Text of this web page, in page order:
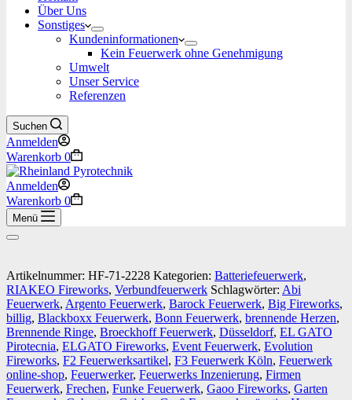
Über Uns
Sonstiges
Kundeninformationen
Kein Feuerwerk ohne Genehmigung
Umwelt
Unser Service
Referenzen
Suchen
Anmelden
Warenkorb 0
Anmelden
Warenkorb 0
Menü
Artikelnummer: HF-71-2228 Kategorien: Batteriefeuerwerk,
RIAKEO Fireworks, Verbundfeuerwerk Schlagwörter: Abi
Feuerwerk, Argento Feuerwerk, Barock Feuerwerk, Big Fireworks,
billig, Blackboxx Feuerwerk, Bonn Feuerwerk, brennende Herzen,
Brennende Ringe, Broeckhoff Feuerwerk, Düsseldorf, EL GATO
Pirotecnia, ELGATO Fireworks, Event Feuerwerk, Evolution
Fireworks, F2 Feuerwerksartikel, F3 Feuerwerk Köln, Feuerwerk
online-shop, Feuerwerker, Feuerwerks Inzenierung, Firmen
Feuerwerk, Frechen, Funke Feuerwerk, Gaoo Fireworks, Garten